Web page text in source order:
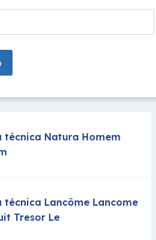
técnica Natura Homem
técnica Lancôme Lancome
Tresor Le